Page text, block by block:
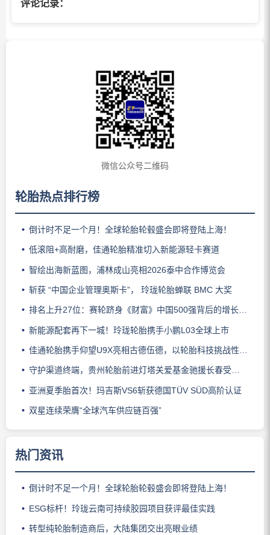
评论记录：
微信公众号二维码
轮胎热点排行榜
倒计时不足一个月！全球轮胎轮毂盛会即将登陆上海！
低滚阻+高耐磨，佳通轮胎精准切入新能源轻卡赛道
智绘出海新蓝图，浦林成山亮相2026泰中合作博览会
斩获 “中国企业管理奥斯卡”， 玲珑轮胎蝉联 BMC 大奖
排名上升27位：赛轮跻身《财富》中国500强背后的增长逻辑
新能源配套再下一城！玲珑轮胎携手小鹏L03全球上市
佳通轮胎携手仰望U9X亮相古德伍德，以轮胎科技挑战性能边界
守护渠道终端，贵州轮胎前进灯塔关爱基金驰援长春受灾门店
亚洲夏季胎首次！玛吉斯VS6斩获德国TÜV SÜD高阶认证
双星连续荣膺“全球汽车供应链百强”
热门资讯
倒计时不足一个月！全球轮胎轮毂盛会即将登陆上海！
ESG标杆！玲珑云南可持续胶园项目获评最佳实践
转型纯轮胎制造商后，大陆集团交出亮眼业绩